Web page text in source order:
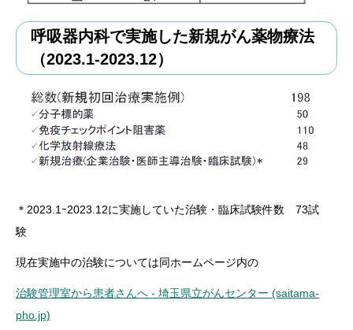
呼吸器内科で実施した新規がん薬物療法
（2023.1-2023.12）
＊2023.1ｰ2023.12に実施していた治験・臨床試験件数 73試
験
現在実施中の治験については同ホームページ内の
治験管理室から患者さんへ - 埼玉県立がんセンター (saitama-
pho.jp)